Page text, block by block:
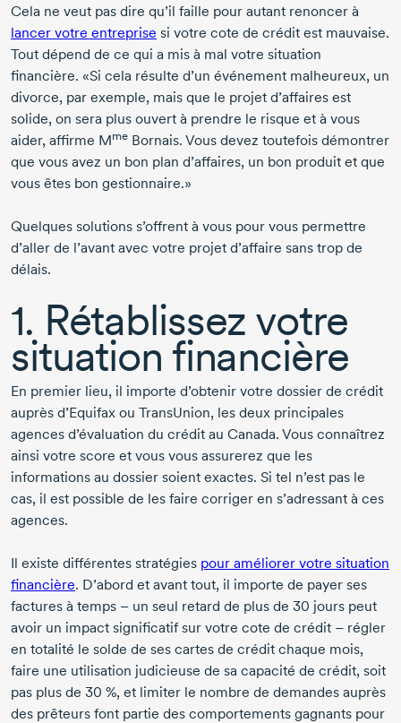
Cela ne veut pas dire qu’il faille pour autant renoncer à
lancer votre entreprise si votre cote de crédit est mauvaise.
Tout dépend de ce qui a mis à mal votre situation
financière. «Si cela résulte d’un événement malheureux, un
divorce, par exemple, mais que le projet d’affaires est
solide, on sera plus ouvert à prendre le risque et à vous
aider, affirme Mme Bornais. Vous devez toutefois démontrer
que vous avez un bon plan d’affaires, un bon produit et que
vous êtes bon gestionnaire.»
Quelques solutions s’offrent à vous pour vous permettre
d’aller de l’avant avec votre projet d’affaire sans trop de
délais.
1. Rétablissez votre
situation financière
En premier lieu, il importe d’obtenir votre dossier de crédit
auprès d’Equifax ou TransUnion, les deux principales
agences d’évaluation du crédit au Canada. Vous connaîtrez
ainsi votre score et vous vous assurerez que les
informations au dossier soient exactes. Si tel n’est pas le
cas, il est possible de les faire corriger en s’adressant à ces
agences.
Il existe différentes stratégies pour améliorer votre situation
financière. D’abord et avant tout, il importe de payer ses
factures à temps – un seul retard de plus de 30 jours peut
avoir un impact significatif sur votre cote de crédit – régler
en totalité le solde de ses cartes de crédit chaque mois,
faire une utilisation judicieuse de sa capacité de crédit, soit
pas plus de 30 %, et limiter le nombre de demandes auprès
des prêteurs font partie des comportements gagnants pour